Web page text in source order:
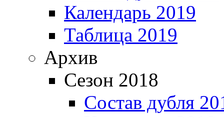
Календарь 2019
Таблица 2019
Архив
Сезон 2018
Состав дубля